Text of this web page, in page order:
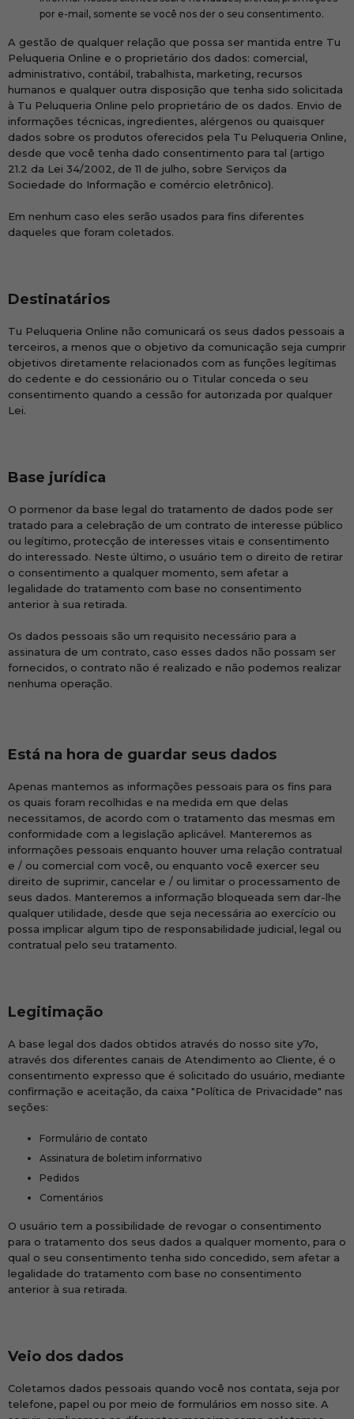
por e-mail, somente se você nos der o seu consentimento.
A gestão de qualquer relação que possa ser mantida entre Tu
Peluqueria Online e o proprietário dos dados: comercial,
administrativo, contábil, trabalhista, marketing, recursos
humanos e qualquer outra disposição que tenha sido solicitada
à Tu Peluqueria Online pelo proprietário de os dados. Envio de
informações técnicas, ingredientes, alérgenos ou quaisquer
dados sobre os produtos oferecidos pela Tu Peluqueria Online,
desde que você tenha dado consentimento para tal (artigo
21.2 da Lei 34/2002, de 11 de julho, sobre Serviços da
Sociedade do Informação e comércio eletrônico).
Em nenhum caso eles serão usados ​​para fins diferentes
daqueles que foram coletados.
Destinatários
Tu Peluqueria Online não comunicará os seus dados pessoais a
terceiros, a menos que o objetivo da comunicação seja cumprir
objetivos diretamente relacionados com as funções legítimas
do cedente e do cessionário ou o Titular conceda o seu
consentimento quando a cessão for autorizada por qualquer
Lei.
Base jurídica
O pormenor da base legal do tratamento de dados pode ser
tratado para a celebração de um contrato de interesse público
ou legítimo, protecção de interesses vitais e consentimento
do interessado. Neste último, o usuário tem o direito de retirar
o consentimento a qualquer momento, sem afetar a
legalidade do tratamento com base no consentimento
anterior à sua retirada.
Os dados pessoais são um requisito necessário para a
assinatura de um contrato, caso esses dados não possam ser
fornecidos, o contrato não é realizado e não podemos realizar
nenhuma operação.
Está na hora de guardar seus dados
Apenas mantemos as informações pessoais para os fins para
os quais foram recolhidas e na medida em que delas
necessitamos, de acordo com o tratamento das mesmas em
conformidade com a legislação aplicável. Manteremos as
informações pessoais enquanto houver uma relação contratual
e / ou comercial com você, ou enquanto você exercer seu
direito de suprimir, cancelar e / ou limitar o processamento de
seus dados. Manteremos a informação bloqueada sem dar-lhe
qualquer utilidade, desde que seja necessária ao exercício ou
possa implicar algum tipo de responsabilidade judicial, legal ou
contratual pelo seu tratamento.
Legitimação
A base legal dos dados obtidos através do nosso site y7o,
através dos diferentes canais de Atendimento ao Cliente, é o
consentimento expresso que é solicitado do usuário, mediante
confirmação e aceitação, da caixa "Política de Privacidade" nas
seções:
Formulário de contato
Assinatura de boletim informativo
Pedidos
Comentários
O usuário tem a possibilidade de revogar o consentimento
para o tratamento dos seus dados a qualquer momento, para o
qual o seu consentimento tenha sido concedido, sem afetar a
legalidade do tratamento com base no consentimento
anterior à sua retirada.
Veio dos dados
Coletamos dados pessoais quando você nos contata, seja por
telefone, papel ou por meio de formulários em nosso site. A